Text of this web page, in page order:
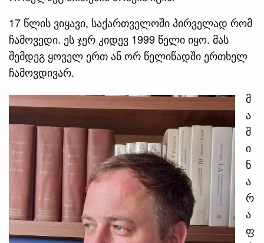
17 წლის ვიყავი, საქართველოში პირველად რომ
ჩამოვედი. ეს ჯერ კიდევ 1999 წელი იყო. მას
შემდეგ ყოველ ერთ ან ორ წელიწადში ერთხელ
ჩამოვდივარ.
მ
ა
შ
ი
ნ
ა
რ
ა
ფ